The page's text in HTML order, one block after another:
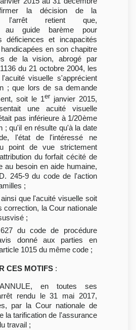
la décision de la
l'arrêt retient que,
au guide barème pour
déficiences et incapacités
en son chapitre
de la vision, abrogé par
du 21 octobre 2004, les
visuelle s'apprécient
; que lors de sa demande
soit le 1er janvier 2015,
une acuité visuelle
pas inférieure à 1/20ème
; qu'il en résulte qu'à la date
l'état de l'intéressé ne
point de vue strictement
du forfait cécité de
au besoin en aide humaine,
245-9 du code de l'action
;
que l'acuité visuelle soit
correction, la Cour nationale
;
du code de procédure
donné aux parties en
1015 du même code ;
CES MOTIFS:
en toutes ses
rendu le 31 mai 2017,
par la Cour nationale de
la tarification de l'assurance
travail ;